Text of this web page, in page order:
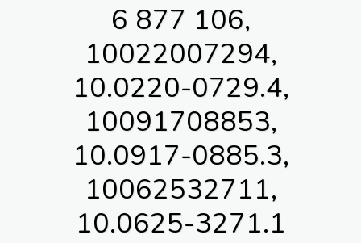
6 877 106,
10022007294,
10.0220-0729.4,
10091708853,
10.0917-0885.3,
10062532711,
10.0625-3271.1